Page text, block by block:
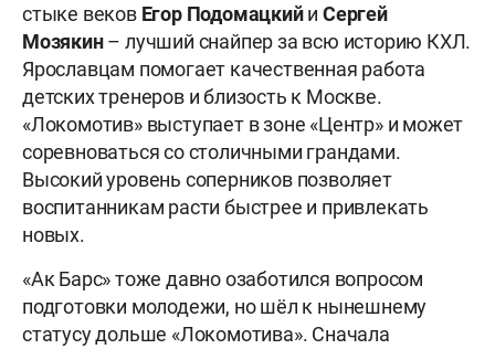
стыке веков Егор ПодомацкийиСергей
Мозякин– лучший снайпер за всю историю КХЛ.
Ярославцам помогает качественная работа
детских тренеров и близость к Москве.
«Локомотив» выступает в зоне «Центр» и может
соревноваться со столичными грандами.
Высокий уровень соперников позволяет
воспитанникам расти быстрее и привлекать
новых.
«Ак Барс» тоже давно озаботился вопросом
подготовки молодежи, но шёл к нынешнему
статусу дольше «Локомотива». Сначала